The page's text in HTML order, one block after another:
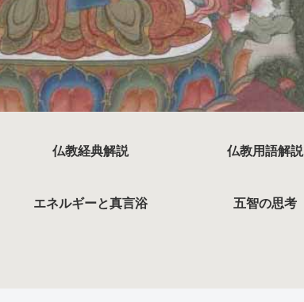
仏教経典解説 仏教用語解説
エネルギーと真言浴 五智の思考